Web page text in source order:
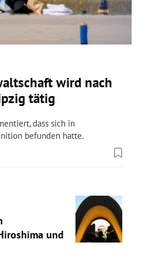
wird nach
tätig
dass sich in
befunden hatte.
und